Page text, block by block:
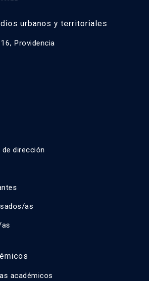
urbanos y territoriales
Providencia
dirección
as
académicos